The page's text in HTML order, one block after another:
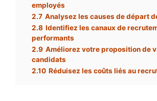
employés
2.7 Analysez les causes de départ
2.8 Identifiez les canaux de
performants
2.9 Améliorez votre proposition de
candidats
2.10 Réduisez les coûts liés au